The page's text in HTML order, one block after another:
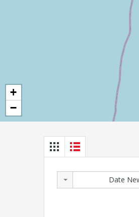
+
−
Date